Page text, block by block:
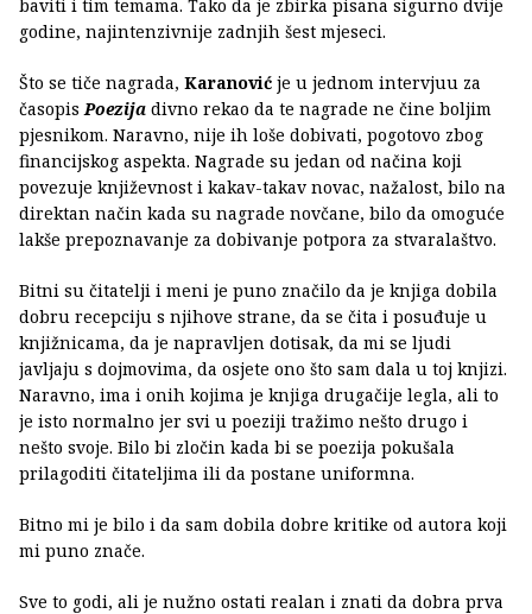
baviti i tim temama. Tako da je zbirka pisana sigurno dvije
godine, najintenzivnije zadnjih šest mjeseci.
Što se tiče nagrada, Karanović je u jednom intervjuu za
časopisPoezija divno rekao da te nagrade ne čine boljim
pjesnikom. Naravno, nije ih loše dobivati, pogotovo zbog
financijskog aspekta. Nagrade su jedan od načina koji
povezuje književnost i kakav-takav novac, nažalost, bilo na
direktan način kada su nagrade novčane, bilo da omoguće
lakše prepoznavanje za dobivanje potpora za stvaralaštvo.
Bitni su čitatelji i meni je puno značilo da je knjiga dobila
dobru recepciju s njihove strane, da se čita i posuđuje u
knjižnicama, da je napravljen dotisak, da mi se ljudi
javljaju s dojmovima, da osjete ono što sam dala u toj knjizi.
Naravno, ima i onih kojima je knjiga drugačije legla, ali to
je isto normalno jer svi u poeziji tražimo nešto drugo i
nešto svoje. Bilo bi zločin kada bi se poezija pokušala
prilagoditi čitateljima ili da postane uniformna.
Bitno mi je bilo i da sam dobila dobre kritike od autora koji
mi puno znače.
Sve to godi, ali je nužno ostati realan i znati da dobra prva